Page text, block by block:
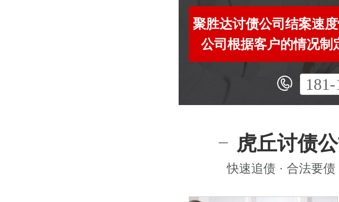
聚胜达讨债公司结案速
公司根据客户的情况制
虎丘讨债
快速追债 · 合法要